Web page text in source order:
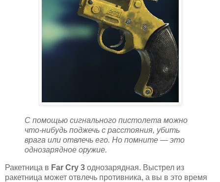
С помощью сигнального пистолета можно
что-нибудь поджечь с расстояния, убить
врага или отвлечь его. Но помните — это
однозарядное оружие.
Ракетница в Far Cry 3 однозарядная. Выстрел из
ракетница может отвлечь противника, а вы в это время